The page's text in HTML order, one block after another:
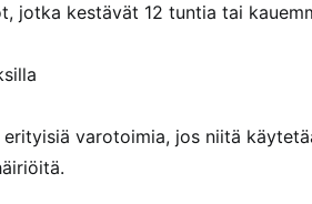
jotka kestävät 12 tuntia tai
varotoimia, jos niitä